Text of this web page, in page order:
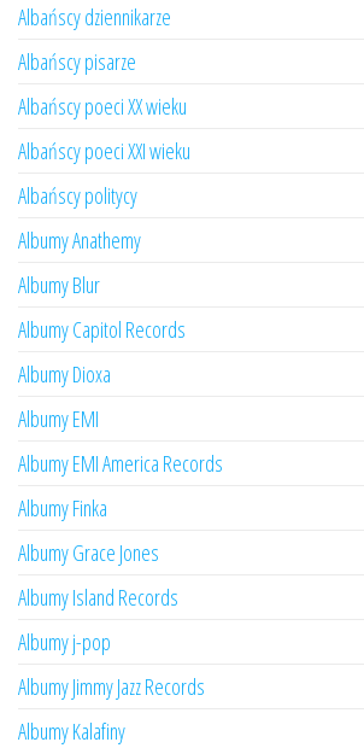
Albańscy dziennikarze
Albańscy pisarze
Albańscy poeci XX wieku
Albańscy poeci XXI wieku
Albańscy politycy
Albumy Anathemy
Albumy Blur
Albumy Capitol Records
Albumy Dioxa
Albumy EMI
Albumy EMI America Records
Albumy Finka
Albumy Grace Jones
Albumy Island Records
Albumy j-pop
Albumy Jimmy Jazz Records
Albumy Kalafiny